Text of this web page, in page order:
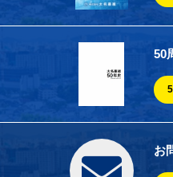
50
お